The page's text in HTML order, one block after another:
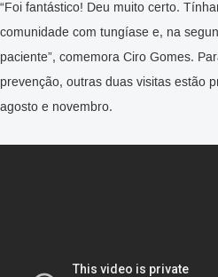
“Foi fantástico! Deu muito certo.
comunidade com tungíase e, na
paciente”, comemora Ciro Gomes.
prevenção, outras duas visitas estão
agosto e novembro.